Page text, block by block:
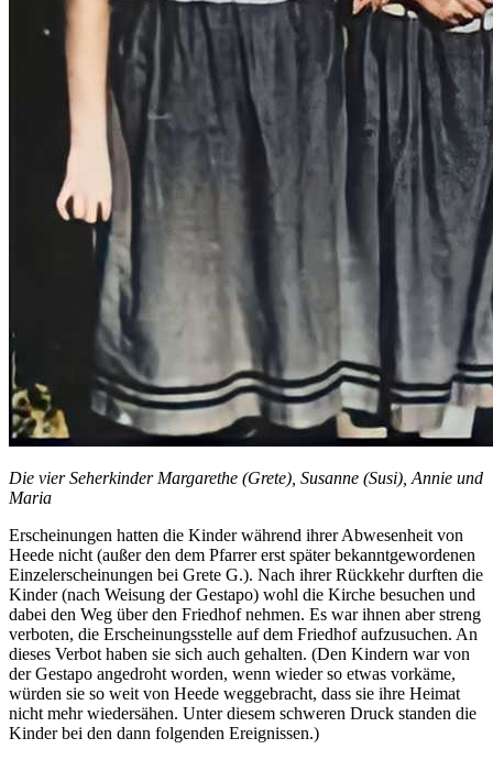
Die vier Seherkinder Margarethe (Grete), Susanne (Susi), Annie und
Maria
Erscheinungen hatten die Kinder während ihrer Abwesenheit von
Heede nicht (außer den dem Pfarrer erst später bekanntgewordenen
Einzelerscheinungen bei Grete G.). Nach ihrer Rückkehr durften die
Kinder (nach Weisung der Gestapo) wohl die Kirche besuchen und
dabei den Weg über den Friedhof nehmen. Es war ihnen aber streng
verboten, die Erscheinungsstelle auf dem Friedhof aufzusuchen. An
dieses Verbot haben sie sich auch gehalten. (Den Kindern war von
der Gestapo angedroht worden, wenn wieder so etwas vorkäme,
würden sie so weit von Heede weggebracht, dass sie ihre Heimat
nicht mehr wiedersähen. Unter diesem schweren Druck standen die
Kinder bei den dann folgenden Ereignissen.)